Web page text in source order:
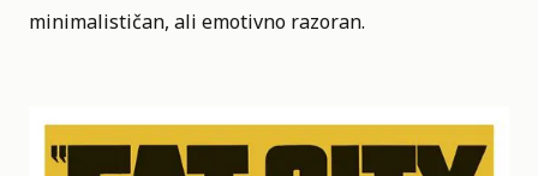
minimalističan, ali emotivno razoran.